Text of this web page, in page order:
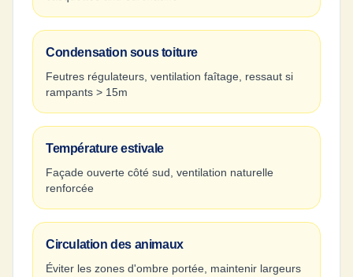
Condensation sous toiture
Feutres régulateurs, ventilation faîtage, ressaut si
rampants > 15m
Température estivale
Façade ouverte côté sud, ventilation naturelle
renforcée
Circulation des animaux
Éviter les zones d'ombre portée, maintenir largeurs